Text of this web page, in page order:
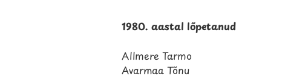
1980. aastal lõpetanud
Allmere Tarmo
Avarmaa Tõnu